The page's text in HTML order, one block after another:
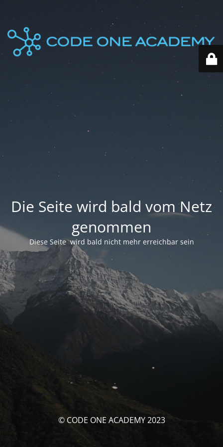
Die Seite wird bald vom Netz
genommen
Diese Seite wird bald nicht mehr erreichbar sein
© CODE ONE ACADEMY 2023